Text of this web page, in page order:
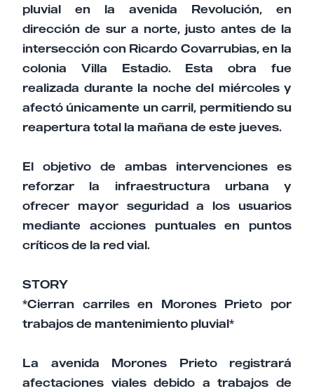
pluvial en la avenida Revolución, en
dirección de sur a norte, justo antes de la
intersección con Ricardo Covarrubias, en la
colonia Villa Estadio. Esta obra fue
realizada durante la noche del miércoles y
afectó únicamente un carril, permitiendo su
reapertura total la mañana de este jueves.
El objetivo de ambas intervenciones es
reforzar la infraestructura urbana y
ofrecer mayor seguridad a los usuarios
mediante acciones puntuales en puntos
críticos de la red vial.
STORY
*Cierran carriles en Morones Prieto por
trabajos de mantenimiento pluvial*
La avenida Morones Prieto registrará
afectaciones viales debido a trabajos de